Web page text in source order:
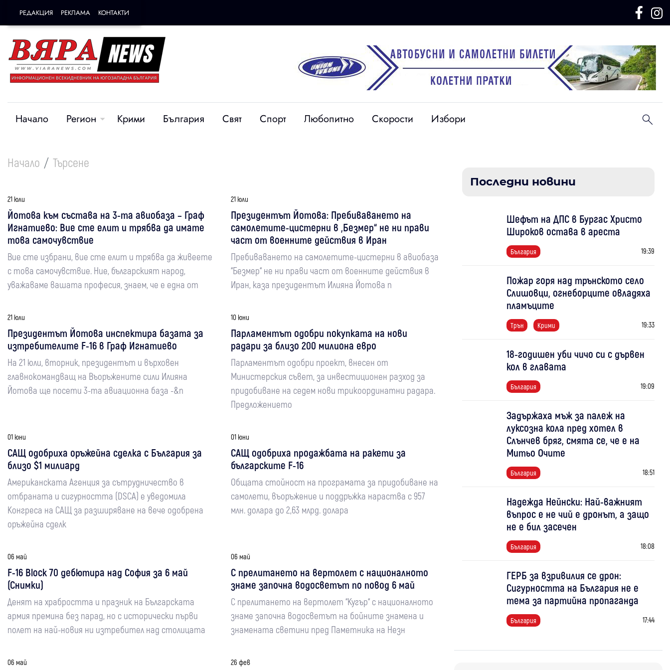
РЕДАКЦИЯ РЕКЛАМА КОНТАКТИ
Начало Регион Крими България Свят Спорт Любопитно Скорости Избори
Начало Търсене
21 юли
Йотова към състава на 3-та авиобаза – Граф
Игнатиево: Вие сте елит и трябва да имате
това самочувствие
Вие сте избрани, вие сте елит и трябва да живеете
с това самочувствие. Ние, българският народ,
уважаваме вашата професия, знаем, че е една от
21 юли
Президентът Йотова: Пребиваването на
самолетите-цистерни в „Безмер“ не ни прави
част от военните действия в Иран
Пребиваването на самолетите-цистерни в авиобаза
“Безмер“ не ни прави част от военните действия в
Иран, каза президентът Илияна Йотова п
21 юли
Президентът Йотова инспектира базата за
изтребителите F-16 в Граф Игнатиево
На 21 юли, вторник, президентът и върховен
главнокомандващ на Въоръжените сили Илияна
Йотова ще посети 3-та авиационна база -&n
10 юни
Парламентът одобри покупката на нови
радари за близо 200 милиона евро
Парламентът одобри проект, внесен от
Министерския съвет, за инвестиционен разход за
придобиване на седем нови трикоординатни радара.
Предложението
01 юни
САЩ одобриха оръжейна сделка с България за
близо $1 милиард
Американската Агенция за сътрудничество в
отбраната и сигурността (DSCA) е уведомила
Конгреса на САЩ за разширяване на вече одобрена
оръжейна сделк
01 юни
САЩ одобриха продажбата на ракети за
българските F-16
Общата стойност на програмата за придобиване на
самолети, въоръжение и поддръжка нараства с 957
млн. долара до 2,63 млрд. долара
06 май
F-16 Block 70 дебютира над София за 6 май
(Снимки)
Денят на храбростта и празник на Българската
армия премина без парад, но с исторически първи
полет на най-новия ни изтребител над столицата
06 май
С прелитането на вертолет с националното
знаме започна водосветът по повод 6 май
С прелитането на вертолет “Кугър“ с националното
знаме започна водосветът на бойните знамена и
знамената светини пред Паметника на Незн
06 май 26 фев
Последни новини
Шефът на ДПС в Бургас Христо
Широков остава в ареста
България 19:39
Пожар горя над трънското село
Слишовци, огнеборците овладяха
пламъците
Трън Крими 19:33
18-годишен уби чичо си с дървен
кол в главата
България 19:09
Задържаха мъж за палеж на
луксозна кола пред хотел в
Слънчев бряг, смята се, че е на
Митьо Очите
България 18:51
Надежда Нейнски: Най-важният
въпрос е не чий е дронът, а защо
не е бил засечен
България 18:08
ГЕРБ за взривилия се дрон:
Сигурността на България не е
тема за партийна пропаганда
България 17:44